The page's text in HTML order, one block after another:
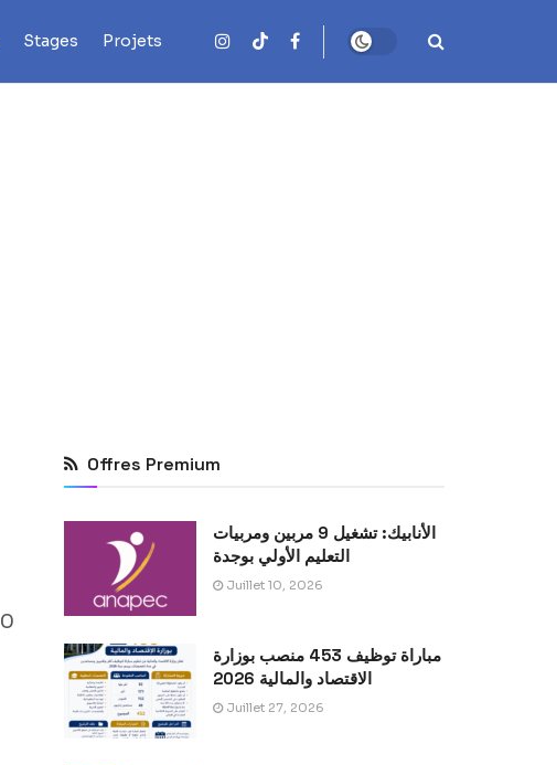
Stages Projets
0
Offres Premium
الأنابيك: تشغيل 9 مربين ومربيات
التعليم الأولي بوجدة
Juillet 10, 2026
مباراة توظيف 453 منصب بوزارة
الاقتصاد والمالية 2026
Juillet 27, 2026